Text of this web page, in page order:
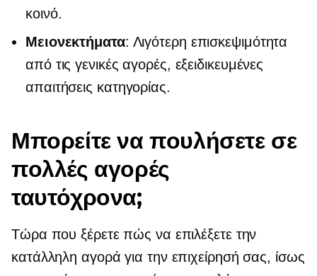
κοινό.
Μειονεκτήματα: Λιγότερη επισκεψιμότητα
από τις γενικές αγορές, εξειδικευμένες
απαιτήσεις κατηγορίας.
Μπορείτε να πουλήσετε σε
πολλές αγορές
ταυτόχρονα;
Τώρα που ξέρετε πώς να επιλέξετε την
κατάλληλη αγορά για την επιχείρησή σας, ίσως